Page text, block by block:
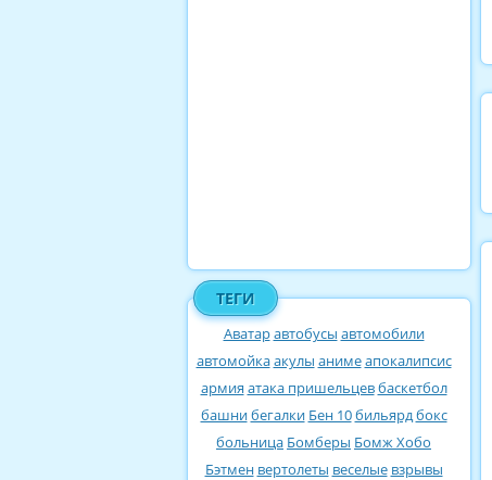
ТЕГИ
Аватаравтобусы автомобили
автомойкаакулы анимеапокалипсис
армия атака пришельцевбаскетбол
башнибегалки Бен 10бильярдбокс
больница Бомберы Бомж Хобо
Бэтмен вертолеты веселые взрывы